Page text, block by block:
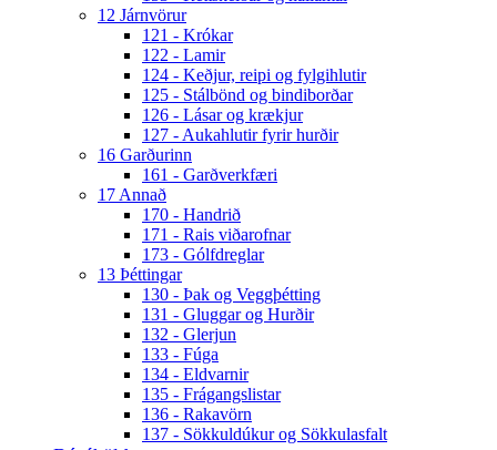
12 Járnvörur
121 - Krókar
122 - Lamir
124 - Keðjur, reipi og fylgihlutir
125 - Stálbönd og bindiborðar
126 - Lásar og krækjur
127 - Aukahlutir fyrir hurðir
16 Garðurinn
161 - Garðverkfæri
17 Annað
170 - Handrið
171 - Rais viðarofnar
173 - Gólfdreglar
13 Þéttingar
130 - Þak og Veggþétting
131 - Gluggar og Hurðir
132 - Glerjun
133 - Fúga
134 - Eldvarnir
135 - Frágangslistar
136 - Rakavörn
137 - Sökkuldúkur og Sökkulasfalt